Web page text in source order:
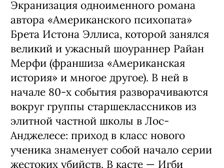
Сериал «Осколки» / The Shards,
премьера (18+)